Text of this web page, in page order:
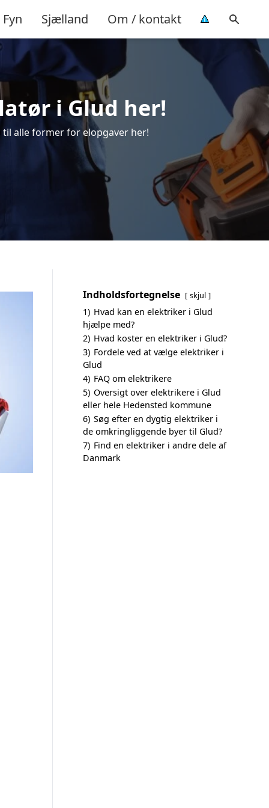
Fyn Sjælland Om / kontakt
i Glud her!
alle former for elopgaver her!
Indholdsfortegnelse skjul
1) Hvad kan en elektriker i Glud
hjælpe med?
2) Hvad koster en elektriker i Glud?
3) Fordele ved at vælge elektriker i
Glud
4) FAQ om elektrikere
5) Oversigt over elektrikere i Glud
eller hele Hedensted kommune
6) Søg efter en dygtig elektriker i
de omkringliggende byer til Glud?
7) Find en elektriker i andre dele af
Danmark